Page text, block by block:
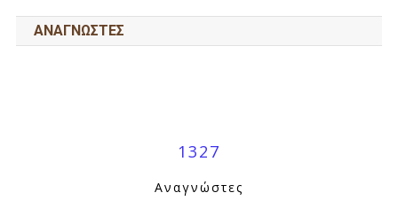
ΑΝΑΓΝΩΣΤΕΣ
1327
Αναγνώστες